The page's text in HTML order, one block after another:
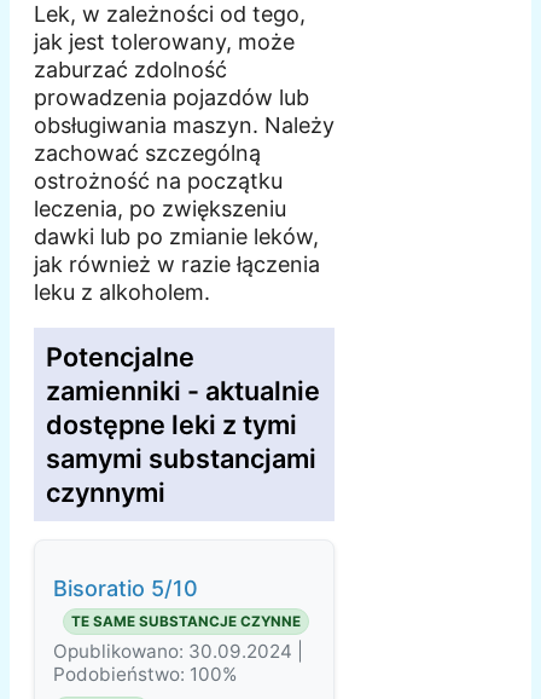
Lek, w zależności od tego,
jak jest tolerowany, może
zaburzać zdolność
prowadzenia pojazdów lub
obsługiwania maszyn. Należy
zachować szczególną
ostrożność na początku
leczenia, po zwiększeniu
dawki lub po zmianie leków,
jak również w razie łączenia
leku z alkoholem.
Potencjalne
zamienniki - aktualnie
dostępne leki z tymi
samymi substancjami
czynnymi
Bisoratio 5/10
TE SAME SUBSTANCJE CZYNNE
Opublikowano: 30.09.2024 |
Podobieństwo: 100%